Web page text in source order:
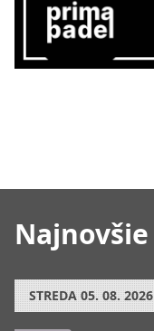
Najnovšie
STREDA 05. 08. 2026